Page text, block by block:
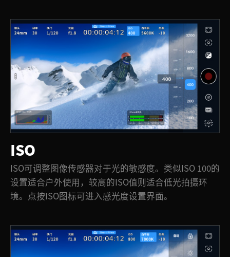
ISO
ISO可调整图像传感器对于光的敏感度。类似ISO 100的
设置适合户外使用，较高的ISO值则适合低光拍摄环
境。点按ISO图标可进入感光度设置界面。